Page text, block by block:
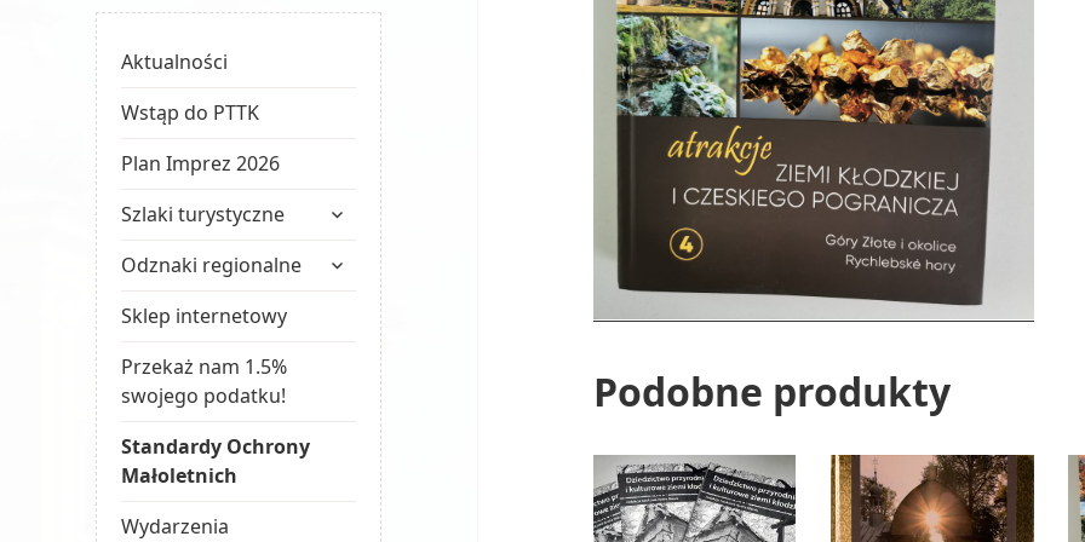
Aktualności
Wstąp do PTTK
Plan Imprez 2026
Szlaki turystyczne
rozwiń
menu
potomne
Odznaki regionalne
rozwiń
menu
potomne
Sklep internetowy
Przekaż nam 1.5%
swojego podatku!
Standardy Ochrony
Małoletnich
Wydarzenia
Podobne produkty